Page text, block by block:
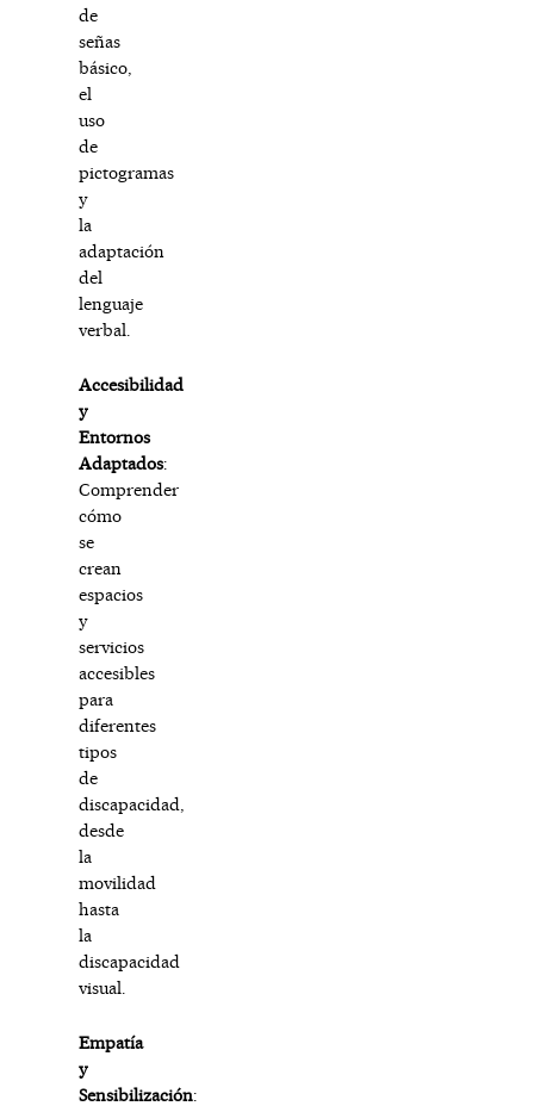
de
señas
básico,
el
uso
de
pictogramas
y
la
adaptación
del
lenguaje
verbal.
Accesibilidad
y
Entornos
Adaptados:
Comprender
cómo
se
crean
espacios
y
servicios
accesibles
para
diferentes
tipos
de
discapacidad,
desde
la
movilidad
hasta
la
discapacidad
visual.
Empatía
y
Sensibilización: